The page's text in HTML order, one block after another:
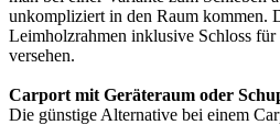
unkompliziert in den Raum kommen.
Leimholzrahmen inklusive Schloss
versehen.
Carport mit Geräteraum oder
Die günstige Alternative bei einem